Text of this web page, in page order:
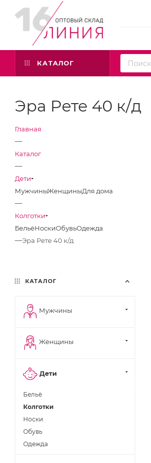
КАТАЛОГ
Эра Рете 40 к/д
Главная
—
Каталог
—
Дети
МужчиныЖенщиныДля дома
—
Колготки
БельёНоскиОбувьОдежда
—Эра Рете 40 к/д
КАТАЛОГ
Мужчины
Женщины
Дети
Бельё
Колготки
Носки
Обувь
Одежда